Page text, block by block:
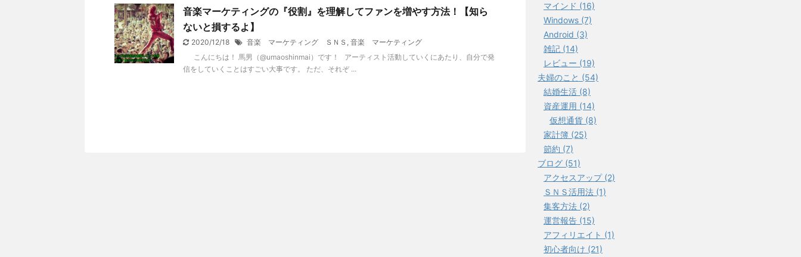
音楽マーケティングの『役割』を理解してファンを増やす方法！【知ら
ないと損するよ】
2020/12/18 音楽 マーケティング ＳＮＳ , 音楽 マーケティング
こんにちは！ 馬男（@umaoshinmai）です！ アーティスト活動していくにあたり、自分で発
信をしていくことはすごい大事です。 ただ、それぞ ...
マインド (16)
Windows (7)
Android (3)
雑記 (14)
レビュー (19)
夫婦のこと (54)
結婚生活 (8)
資産運用 (14)
仮想通貨 (8)
家計簿 (25)
節約 (7)
ブログ (51)
アクセスアップ (2)
ＳＮＳ活用法 (1)
集客方法 (2)
運営報告 (15)
アフィリエイト (1)
初心者向け (21)